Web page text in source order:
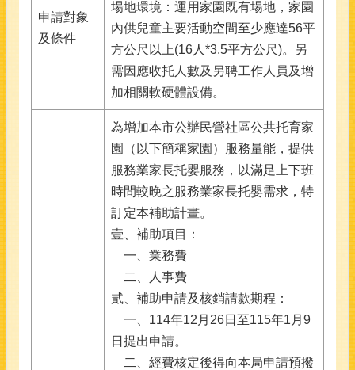
申請對象
及條件
場地環境：運用家園既有場地，家園
內供兒童主要活動空間至少應達56平
方公尺以上(16人*3.5平方公尺)。另
需因應收托人數及另聘工作人員及增
加相關軟硬體設備。
為增加本市公辦民營社區公共托育家
園（以下簡稱家園）服務量能，提供
服務業家長托嬰服務，以滿足上下班
時間較晚之服務業家長托嬰需求，特
訂定本補助計畫。
壹、補助項目：
一、業務費
二
人事費
貳、補助申請及核銷請款期程：
一 、114年12月26日至115年1月9
日提出申請。
二、經費核定後得向本局申請預撥